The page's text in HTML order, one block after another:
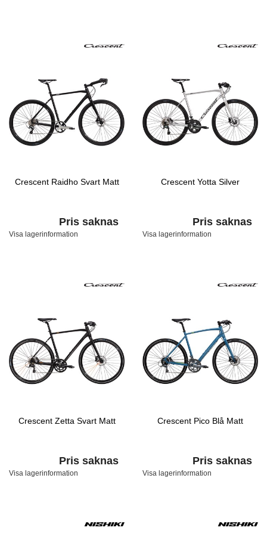
Crescent Raidho Svart Matt
Pris saknas
Visa lagerinformation
Crescent Yotta Silver
Pris saknas
Visa lagerinformation
Crescent Zetta Svart Matt
Pris saknas
Visa lagerinformation
Crescent Pico Blå Matt
Pris saknas
Visa lagerinformation